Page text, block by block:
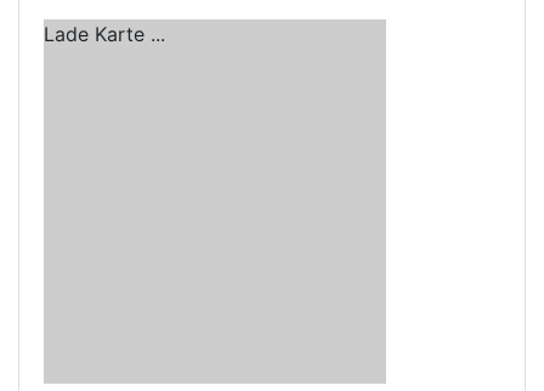
Lade Karte ...